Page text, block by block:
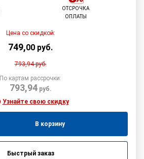
ОТСРОЧКА
ОПЛАТЫ
Цена со скидкой:
749,00 руб.
793,94руб.
По картам рассрочки:
793,94руб.
Узнайте свою скидку
В корзину
Быстрый заказ